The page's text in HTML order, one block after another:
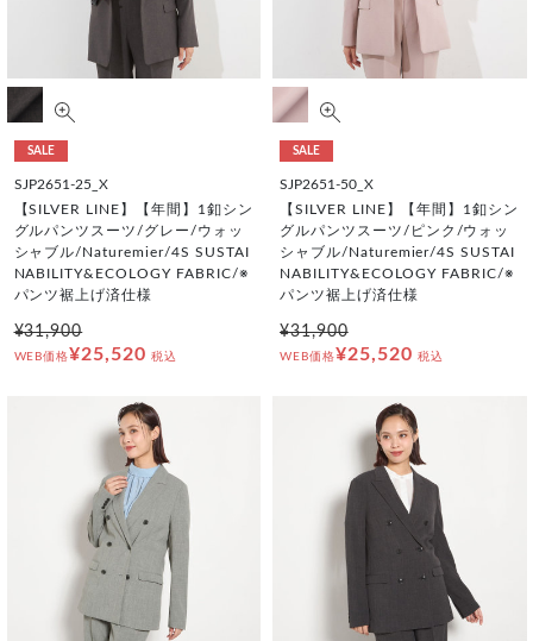
SALE
SJP2651-25_X
【SILVER LINE】【年間】1釦シン
グルパンツスーツ/グレー/ウォッ
シャブル/Naturemier/4S SUSTAI
NABILITY&ECOLOGY FABRIC/※
パンツ裾上げ済仕様
¥31,900
WEB価格¥25,520 税込
SALE
SJP2651-50_X
【SILVER LINE】【年間】1釦シン
グルパンツスーツ/ピンク/ウォッ
シャブル/Naturemier/4S SUSTAI
NABILITY&ECOLOGY FABRIC/※
パンツ裾上げ済仕様
¥31,900
WEB価格¥25,520 税込